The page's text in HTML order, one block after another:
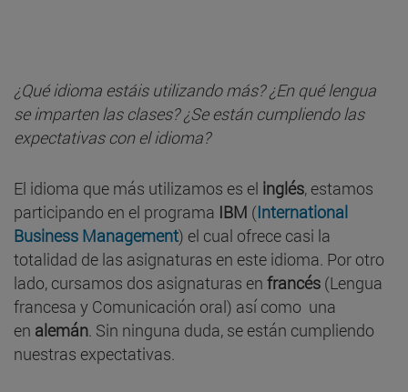
¿Qué idioma estáis utilizando más? ¿En qué lengua
se imparten las clases? ¿Se están cumpliendo las
expectativas con el idioma?
El idioma que más utilizamos es el inglés, estamos
participando en el programa IBM (International
Business Management) el cual ofrece casi la
totalidad de las asignaturas en este idioma. Por otro
lado, cursamos dos asignaturas en francés (Lengua
francesa y Comunicación oral) así como una
en alemán. Sin ninguna duda, se están cumpliendo
nuestras expectativas.